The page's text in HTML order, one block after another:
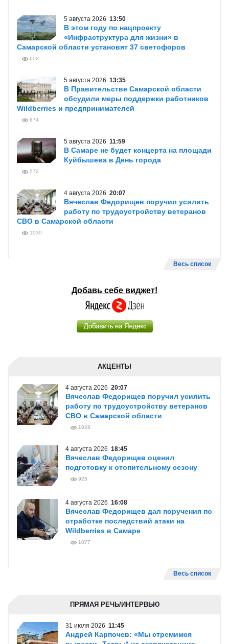
5 августа 2026 13:50
В этом году по нацпроекту
«Инфраструктура для жизни» в
Самарской области установят 37 светофоров
602
5 августа 2026 13:35
В Правительстве Самарской области
обсудили меры поддержки работников
Wildberries и предпринимателей
674
5 августа 2026 11:59
В Самаре не будет концерта на площади
Куйбышева в День города
572
4 августа 2026 20:07
Вячеслав Федорищев поручил усилить
работу по трудоустройству ветеранов
СВО в Самарской области
1030
Весь список
Добавь себе виджет!
АКЦЕНТЫ
4 августа 2026 20:07
Вячеслав Федорищев поручил усилить
работу по трудоустройству ветеранов
СВО в Самарской области
1028
4 августа 2026 18:45
Вячеслав Федорищев оценил
подготовку к отопительному сезону
925
4 августа 2026 16:08
Вячеслав Федорищев дал поручения по
отработке последствий атаки на
Wildberries в Самаре
1077
Весь список
ПРЯМАЯ РЕЧЬ/ИНТЕРВЬЮ
31 июля 2026 11:45
Андрей Карпочев: «Мы стремимся